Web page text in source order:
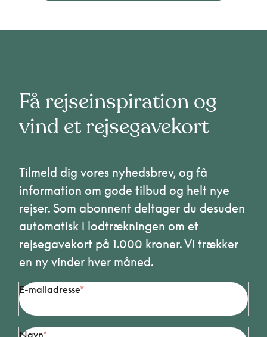
Få rejseinspiration og
vind et rejsegavekort
Tilmeld dig vores nyhedsbrev, og få
information om gode tilbud og helt nye
rejser. Som abonnent deltager du desuden
automatisk i lodtrækningen om et
rejsegavekort på 1.000 kroner. Vi trækker
en ny vinder hver måned.
E-mailadresse
Navn